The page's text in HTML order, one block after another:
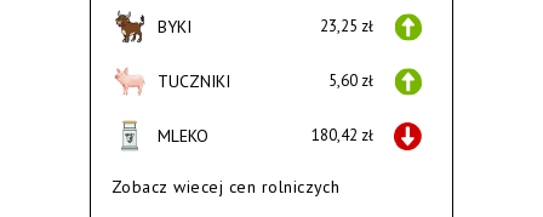
BYKI 23,25 zł
TUCZNIKI 5,60 zł
MLEKO 180,42 zł
Zobacz wiecej cen rolniczych